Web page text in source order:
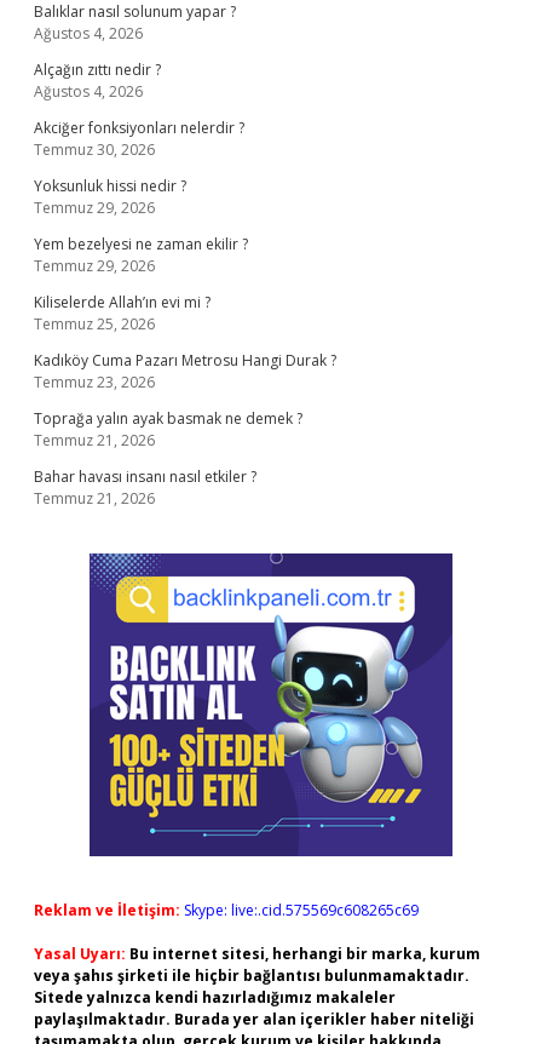
Balıklar nasıl solunum yapar ?
Ağustos 4, 2026
Alçağın zıttı nedir ?
Ağustos 4, 2026
Akciğer fonksiyonları nelerdir ?
Temmuz 30, 2026
Yoksunluk hissi nedir ?
Temmuz 29, 2026
Yem bezelyesi ne zaman ekilir ?
Temmuz 29, 2026
Kiliselerde Allah’ın evi mi ?
Temmuz 25, 2026
Kadıköy Cuma Pazarı Metrosu Hangi Durak ?
Temmuz 23, 2026
Toprağa yalın ayak basmak ne demek ?
Temmuz 21, 2026
Bahar havası insanı nasıl etkiler ?
Temmuz 21, 2026
Reklam ve İletişim: Skype: live:.cid.575569c608265c69
Yasal Uyarı: Bu internet sitesi, herhangi bir marka, kurum
veya şahıs şirketi ile hiçbir bağlantısı bulunmamaktadır.
Sitede yalnızca kendi hazırladığımız makaleler
paylaşılmaktadır. Burada yer alan içerikler haber niteliği